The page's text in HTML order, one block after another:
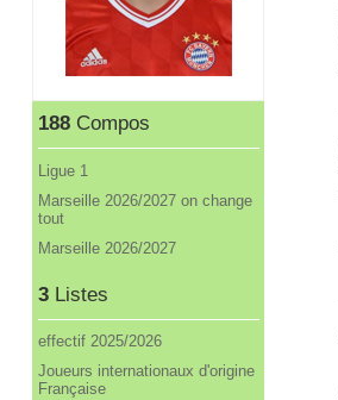
188Compos
Ligue 1
Marseille 2026/2027 on change
tout
Marseille 2026/2027
3Listes
effectif 2025/2026
Joueurs internationaux d'origine
Française